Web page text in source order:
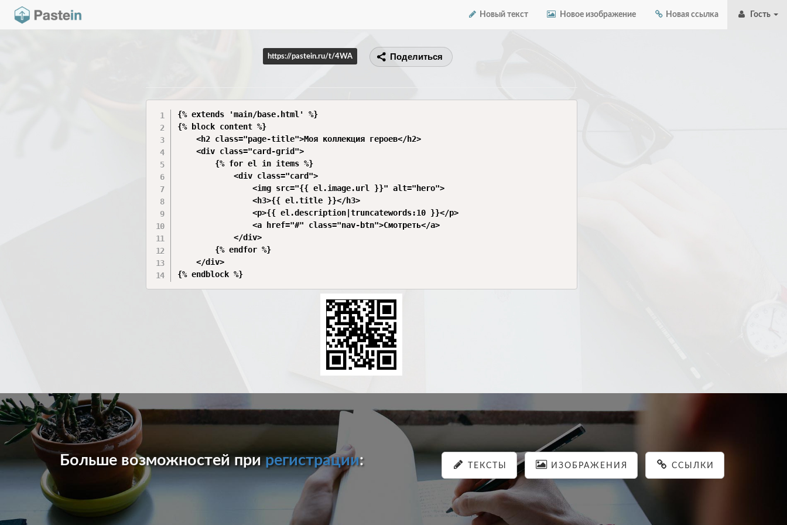
Новый текст Новое изображение Новая ссылка Гость
https://pastein.ru/t/4WA Поделиться
{% extends 'main/base.html' %}
{% block content %}
    <h2 class="page-title">Моя коллекция героев</h2>
    <div class="card-grid">
        {% for el in items %}
            <div class="card">
                <img src="{{ el.image.url }}" alt="hero">
                <h3>{{ el.title }}</h3>
                <p>{{ el.description|truncatewords:10 }}</p>
                <a href="#" class="nav-btn">Смотреть</a>
            </div>
        {% endfor %}
    </div>
Больше возможностей прирегистрации: ТЕКСТЫ ИЗОБРАЖЕНИЯ ССЫЛКИ